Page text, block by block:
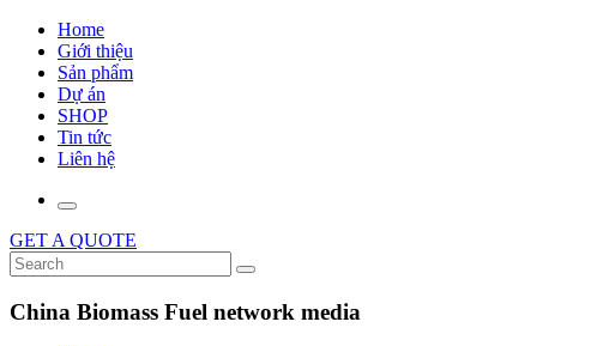
Home
Giới thiệu
Sản phẩm
Dự án
SHOP
Tin tức
Liên hệ
GET A QUOTE
China Biomass Fuel network media